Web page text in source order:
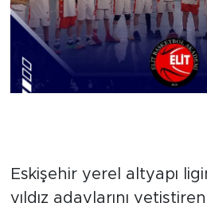
Eskişehir yerel altyapı
yıldız adaylarını